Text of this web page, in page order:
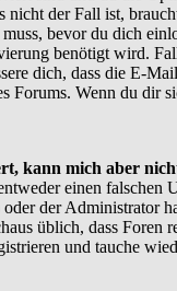
nicht der Fall ist,
bevor du dich
benötigt wird.
dich, dass die E-
Forums. Wenn du dir
kann mich aber
einen
der Administrator
üblich, dass
und tauche